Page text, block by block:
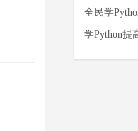
全民学
学Python提